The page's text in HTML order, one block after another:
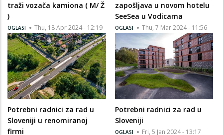
traži vozača kamiona ( M/ Ž
)
OGLASI Thu, 18 Apr 2024 - 12:19
zapošljava u novom hotelu
SeeSea u Vodicama
OGLASI Thu, 7 Mar 2024 - 11:56
Potrebni radnici za rad u
Sloveniji u renomiranoj
firmi
Potrebni radnici za rad u
Sloveniji
OGLASI Fri, 5 Jan 2024 - 13:17